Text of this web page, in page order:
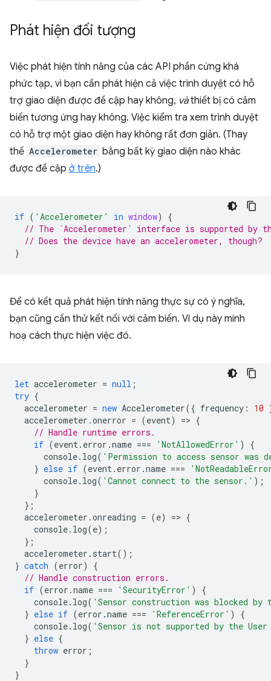
Phát hiện đối tượng
Việc phát hiện tính năng của các API phần cứng khá
phức tạp, vì bạn cần phát hiện cả việc trình duyệt có hỗ
trợ giao diện được đề cập hay không, vàthiết bị có cảm
biến tương ứng hay không. Việc kiểm tra xem trình duyệt
có hỗ trợ một giao diện hay không rất đơn giản. (Thay
thế Accelerometer bằng bất kỳ giao diện nào khác
được đề cập ở trên.)
if ( 'Accelerometer' in window)
{
// The `Accelerometer` interface is supported by
// Does the device have an accelerometer, though?
}
Để có kết quả phát hiện tính năng thực sự có ý nghĩa,
bạn cũng cần thử kết nối với cảm biến. Ví dụ này minh
hoạ cách thực hiện việc đó.
let accelerometer = null ;
try {
accelerometer = new Accelerometer({ frequency : 10
accelerometer .onerror = (event) => {
// Handle runtime errors.
if (event. error .name === 'NotAllowedError' )
{
console. log( 'Permission to access sensor was
} else if (event. error .name ===
console. log( 'Cannot connect to the sensor.' );
}
};
accelerometer .onreading = (e) => {
console. log(e);
};
accelerometer . start();
} catch (error)
{
// Handle construction errors.
if (error .name === 'SecurityError' )
{
console. log( 'Sensor construction was blocked
} else if (error .name === 'ReferenceError' )
{
console. log( 'Sensor is not supported by the
} else {
throw error ;
}
}